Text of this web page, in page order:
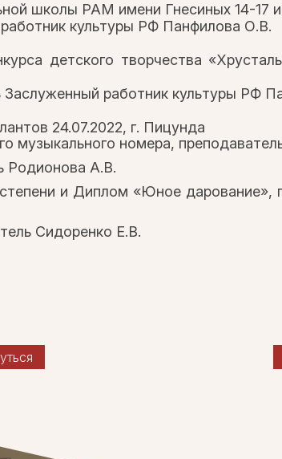
школы РАМ имени Гнесиных 14-17
культуры РФ Панфилова О.В.
детского творчества
работник культуры РФ
24.07.2022, г. Пицунда
музыкального номера,
Родионова А.В.
и Диплом «Юное дарование»,
Сидоренко Е.В.